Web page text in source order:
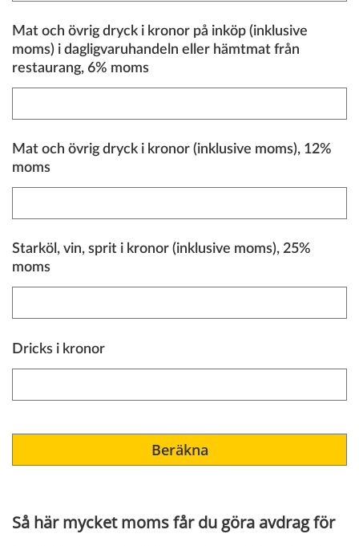
Beräkna
Så här mycket moms får du göra avdrag för